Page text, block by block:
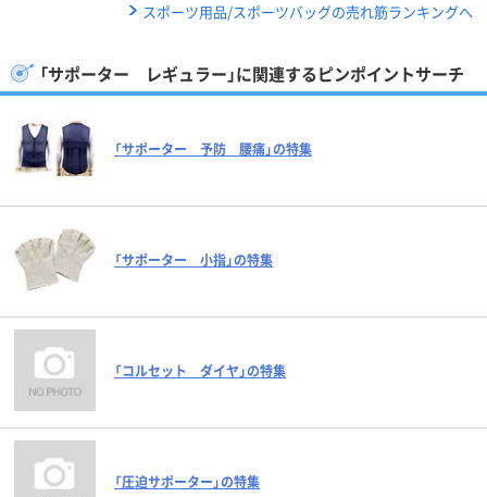
スポーツ用品/スポーツバッグの売れ筋ランキングへ
「サポーター レギュラー」に関連するピンポイントサーチ
「サポーター 予防 腰痛」の特集
「サポーター 小指」の特集
「コルセット ダイヤ」の特集
「圧迫サポーター」の特集